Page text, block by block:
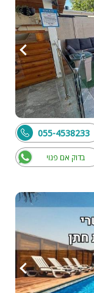
בדוק אם פנוי
055-4538233